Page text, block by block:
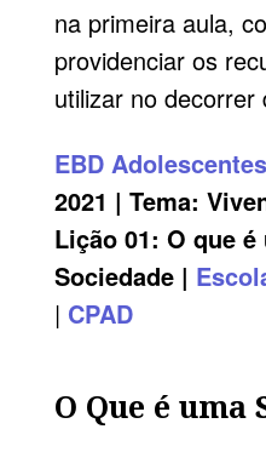
na primeira aula,
providenciar os
utilizar no decorrer
EBD Adolescentes
2021 | Tema:
Lição 01: O que é
Sociedade |
| CPAD
O Que é uma